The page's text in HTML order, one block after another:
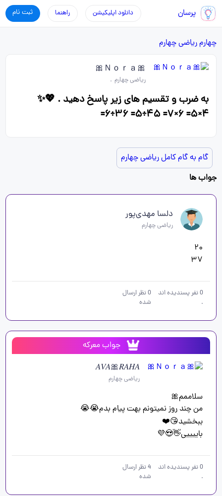
پرسان ثبت نام راهنما دانلود اپلیکیشن
چهارمریاضی چهارم
🎀Ｎｏｒａ🎀
ریاضی چهارم .
به ضرب و تقسیم های زیر پاسخ دهید . 💖✨️
۴×۵= ۶×۷= ۴۵÷۵= ۳۶÷۶=
گام به گام کامل ریاضی چهارم
جواب ها
دلسا مهدی‌پور
ریاضی چهارم
۳۷
0نفر پسندیده اند
.
0نظر ارسال
شده
جواب معرکه
𝐴𝑉𝐴🎀𝑅𝐴𝐻𝐴
ریاضی چهارم
باییییی👋😍💜
0نفر پسندیده اند
.
4نظر ارسال
شده